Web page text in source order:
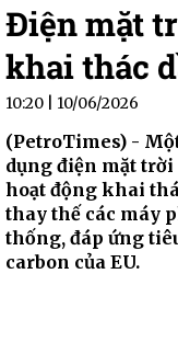
Điện mặt
khai thác
10:20 | 10/06/2026
(PetroTimes) -
dụng điện mặt trời
hoạt động khai
thay thế các máy
thống, đáp ứng
carbon của EU.